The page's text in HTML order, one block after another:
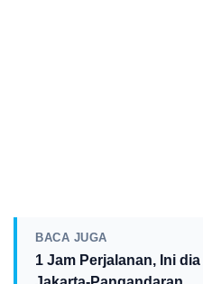
BACA JUGA
1 Jam Perjalanan, Ini